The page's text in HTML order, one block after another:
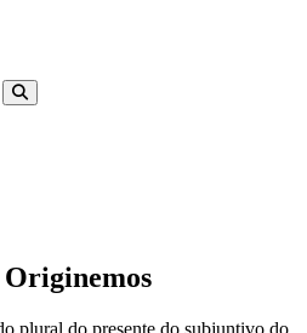
Originemos
plural do presente do subjuntivo do